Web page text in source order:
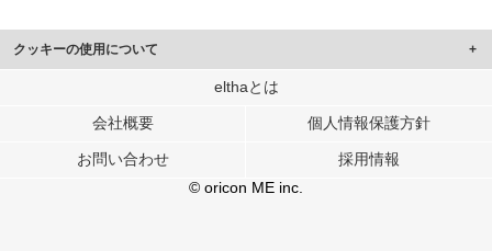
クッキーの使用について
このサイトでは Cookie を使用して、ユーザーに合わせたコンテンツや広告の
行っています。
メディアや広告配信、データ解析の各パートナーに提供しています。
各パートナーは、この情報とユーザーが各パートナーに提供した他の情報や、
ユーザーが各パートナーのサービスを使用したときに収集した他の情報を組み
elthaとは
会社概要 個人情報保護方針
お問い合わせ
採用情報
© oricon ME inc.